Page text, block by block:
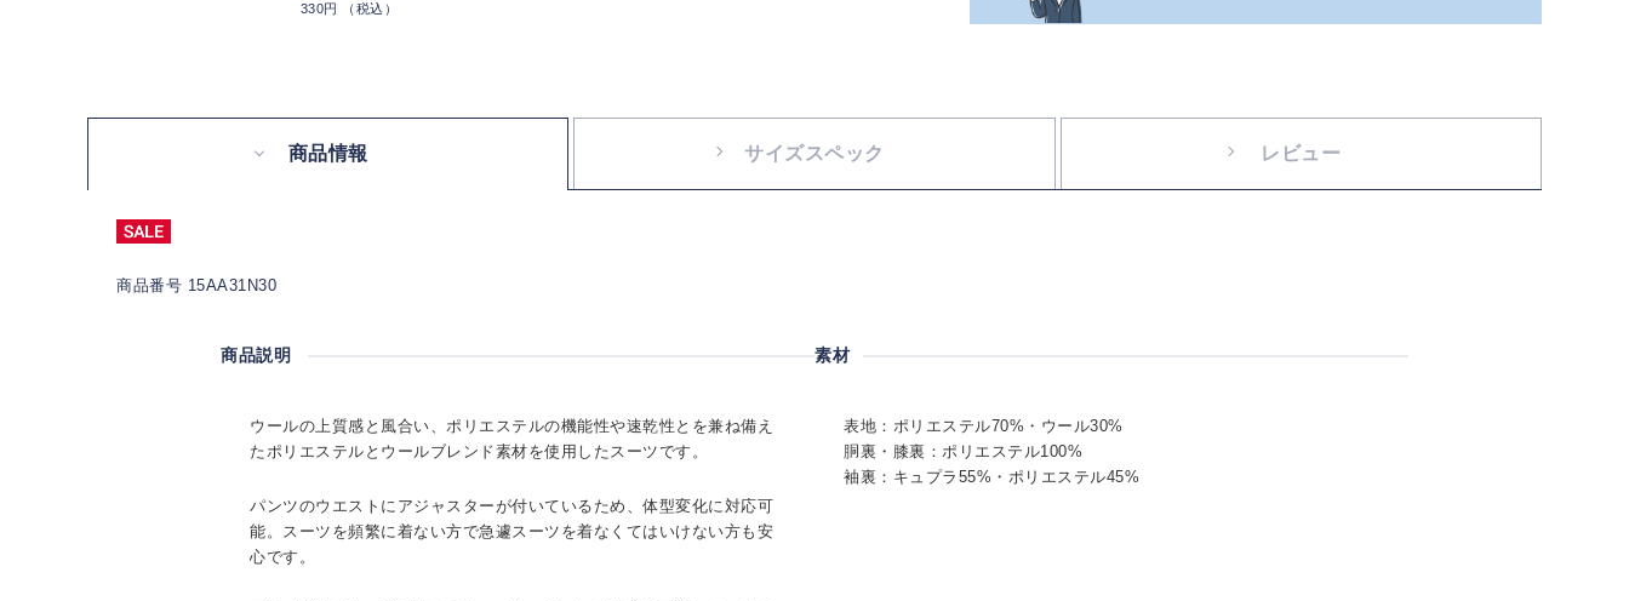
330円 （税込）
商品情報 サイズスペック レビュー
商品番号 15AA31N30
商品説明
ウールの上質感と風合い、ポリエステルの機能性や速乾性とを兼ね備え
たポリエステルとウールブレンド素材を使用したスーツです。
パンツのウエストにアジャスターが付いているため、体型変化に対応可
能。スーツを頻繁に着ない方で急遽スーツを着なくてはいけない方も安
心です。
素材
表地：ポリエステル70%・ウール30%
胴裏・膝裏：ポリエステル100%
袖裏：キュプラ55%・ポリエステル45%